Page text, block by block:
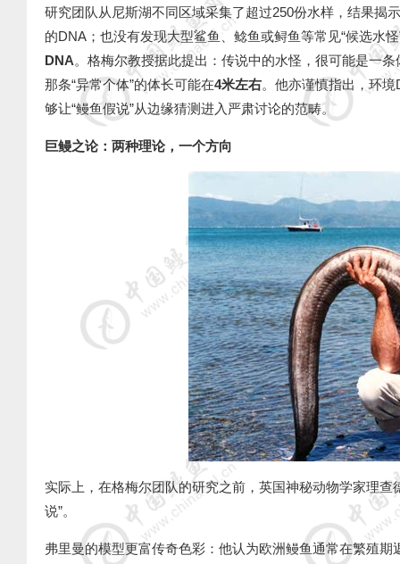
研究团队从尼斯湖不同区域采集了超过250份水样，结果揭
的DNA ；也没有发现大型鲨鱼、鲶鱼或鲟鱼等常见“候选水怪
DNA。格梅尔教授据此提出：传说中的水怪，很可能是一
那条“异常个体”的体长可能在4米左右。他亦谨慎指出，环境
够让“鳗鱼假说”从边缘猜测进入严肃讨论的范畴。
巨鳗之论：两种理论，一个方向
实际上，在格梅尔团队的研究之前，英国神秘动物学家理查
说”。
弗里曼的模型更富传奇色彩：他认为欧洲鳗鱼通常在繁殖